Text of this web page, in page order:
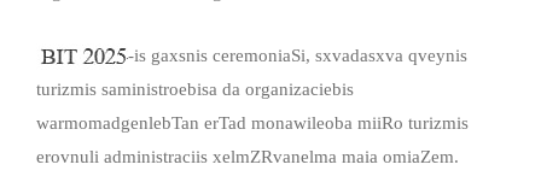
-is gaxsnis ceremoniaSi, sxvadasxva qveynis
turizmis saministroebisa da organizaciebis
warmomadgenlebTan erTad monawileoba miiRo turizmis
erovnuli administraciis xelmZRvanelma maia omiaZem.